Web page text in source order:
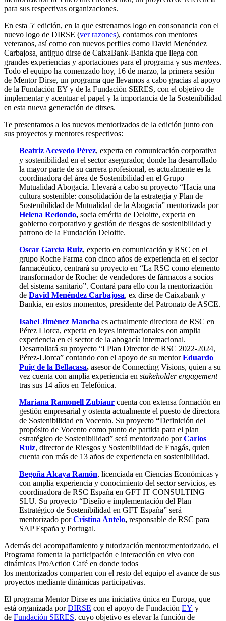
para sus respectivas organizaciones.
En esta 5ª edición, en la que estrenamos logo en consonancia con el
nuevo logo de DIRSE (ver razones), contamos con mentores
veteranos, así como con nuevos perfiles como David Menéndez
Carbajosa, antiguo dirse de CaixaBank-Bankia que llega con
grandes experiencias y aportaciones para el programa y sus mentees.
Todo el equipo ha comenzado hoy, 16 de marzo, la primera sesión
de Mentor Dirse, un programa que llevamos a cabo gracias al apoyo
de la Fundación EY y de la Fundación SERES, con el objetivo de
implementar y acentuar el papel y la importancia de la Sostenibilidad
en esta nueva generación de dirses.
Te presentamos a los nuevos mentorizados de la edición junto con
sus proyectos y mentores respectivos:
Beatriz Acevedo Pérez, experta en comunicación corporativa
y sostenibilidad en el sector asegurador, donde ha desarrollado
la mayor parte de su carrera profesional, es actualmente es la
coordinadora del área de Sostenibilidad en el Grupo
Mutualidad Abogacía. Llevará a cabo su proyecto “Hacia una
cultura sostenible: consolidación de la estrategia y Plan de
Sostenibilidad de Mutualidad de la Abogacía” mentorizada por
Helena Redondo, socia emérita de Deloitte, experta en
gobierno corporativo y gestión de riesgos de sostenibilidad y
patrono de la Fundación Deloitte.
Oscar García Ruiz, experto en comunicación y RSC en el
grupo Roche Farma con cinco años de experiencia en el sector
farmacéutico, centrará su proyecto en “La RSC como elemento
transformador de Roche: de vendedores de fármacos a socios
del sistema sanitario”. Contará para ello con la mentorización
de David Menéndez Carbajosa, ex dirse de Caixabank y
Bankia, en estos momentos, presidente del Patronato de ASCE.
Isabel Jiménez Mancha es actualmente directora de RSC en
Pérez Llorca, experta en leyes internacionales con amplia
experiencia en el sector de la abogacía internacional.
Desarrollará su proyecto “I Plan Director de RSC 2022-2024,
Pérez-Llorca” contando con el apoyo de su mentorEduardo
Puig de la Bellacasa, asesor de Connecting Visions, quien a su
vez cuenta con amplia experiencia en stakeholder engagement
tras sus 14 años en Telefónica.
Mariana Ramonell Zubiaur cuenta con extensa formación en
gestión empresarial y ostenta actualmente el puesto de directora
de Sostenibilidad en Vocento. Su proyecto “Definición del
propósito de Vocento como punto de partida para el plan
estratégico de Sostenibilidad” será mentorizado porCarlos
Ruiz, director de Riesgos y Sostenibilidad de Enagás, quien
cuenta con más de 13 años de experiencia en sostenibilidad.
Begoña Alcaya Ramón, licenciada en Ciencias Económicas y
con amplia experiencia y conocimiento del sector servicios, es
coordinadora de RSC España en GFT IT CONSULTING
SLU. Su proyecto “Diseño e implementación del Plan
Estratégico de Sostenibilidad en GFT España” será
mentorizado porCristina Antelo, responsable de RSC para
SAP España y Portugal.
Además del acompañamiento y tutorización mentor/mentorizado, el
Programa fomenta la participación e interacción en vivo con
dinámicas ProAction Café en donde todos
los mentorizados comparten con el resto del equipo el avance de sus
proyectos mediante dinámicas participativas.
El programa Mentor Dirse es una iniciativa única en Europa, que
está organizada porDIRSE con el apoyo de Fundación EY y
de Fundación SERES, cuyo objetivo es elevar la función de